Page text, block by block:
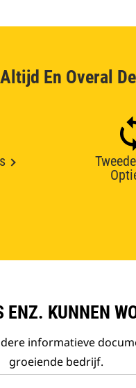
En Overal
ENZ. KUNNEN
informatieve
groeiende bedrijf.